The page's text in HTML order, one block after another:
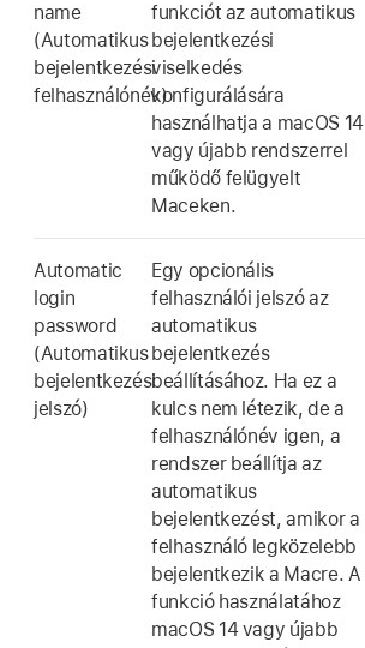
name
(Automatikus
bejelentkezési
felhasználónév)
funkciót az automatikus
bejelentkezési
viselkedés
konfigurálására
használhatja a macOS 14
vagy újabb rendszerrel
működő felügyelt
Maceken.
Automatic
login
password
(Automatikus
bejelentkezési
jelszó)
Egy opcionális
felhasználói jelszó az
automatikus
bejelentkezés
beállításához. Ha ez a
kulcs nem létezik, de a
felhasználónév igen, a
rendszer beállítja az
automatikus
bejelentkezést, amikor a
felhasználó legközelebb
bejelentkezik a Macre. A
funkció használatához
macOS 14vagy újabb